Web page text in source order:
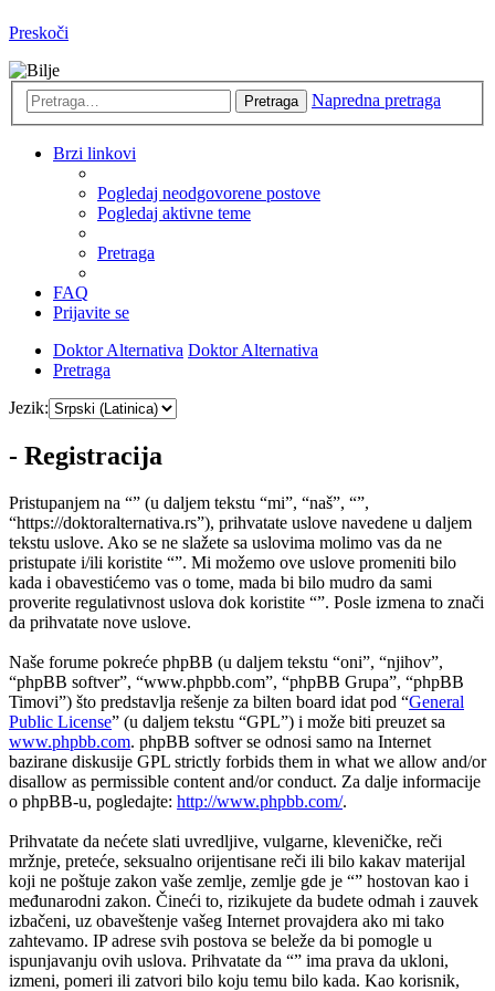
Preskoči
Pretraga Napredna pretraga
Brzi linkovi
Pogledaj neodgovorene postove
Pogledaj aktivne teme
Pretraga
FAQ
Prijavite se
Doktor Alternativa Doktor Alternativa
Pretraga
Jezik:
- Registracija
Pristupanjem na “” (u daljem tekstu “mi”, “naš”, “”,
“https://doktoralternativa.rs”), prihvatate uslove navedene u daljem
tekstu uslove. Ako se ne slažete sa uslovima molimo vas da ne
pristupate i/ili koristite “”. Mi možemo ove uslove promeniti bilo
kada i obavestićemo vas o tome, mada bi bilo mudro da sami
proverite regulativnost uslova dok koristite “”. Posle izmena to znači
da prihvatate nove uslove.
Naše forume pokreće phpBB (u daljem tekstu “oni”, “njihov”,
“phpBB softver”, “www.phpbb.com”, “phpBB Grupa”, “phpBB
Timovi”) što predstavlja rešenje za bilten board idat pod “General
Public License” (u daljem tekstu “GPL”) i može biti preuzet sa
www.phpbb.com. phpBB softver se odnosi samo na Internet
bazirane diskusije GPL strictly forbids them in what we allow and/or
disallow as permissible content and/or conduct. Za dalje informacije
o phpBB-u, pogledajte: http://www.phpbb.com/.
Prihvatate da nećete slati uvredljive, vulgarne, kleveničke, reči
mržnje, preteće, seksualno orijentisane reči ili bilo kakav materijal
koji ne poštuje zakon vaše zemlje, zemlje gde je “” hostovan kao i
međunarodni zakon. Čineći to, rizikujete da budete odmah i zauvek
izbačeni, uz obaveštenje vašeg Internet provajdera ako mi tako
zahtevamo. IP adrese svih postova se beleže da bi pomogle u
ispunjavanju ovih uslova. Prihvatate da “” ima prava da ukloni,
izmeni, pomeri ili zatvori bilo koju temu bilo kada. Kao korisnik,